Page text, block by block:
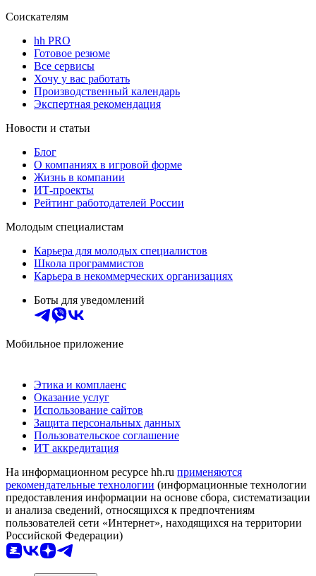
Соискателям
hh PRO
Готовое резюме
Все сервисы
Хочу у вас работать
Производственный календарь
Экспертная рекомендация
Новости и статьи
Блог
О компаниях в игровой форме
Жизнь в компании
ИТ-проекты
Рейтинг работодателей России
Молодым специалистам
Карьера для молодых специалистов
Школа программистов
Карьера в некоммерческих организациях
Боты для уведомлений
Мобильное приложение
Этика и комплаенс
Оказание услуг
Использование сайтов
Защита персональных данных
Пользовательское соглашение
ИТ аккредитация
На информационном ресурсе hh.ru применяются
рекомендательные технологии (информационные технологии
предоставления информации на основе сбора, систематизации
и анализа сведений, относящихся к предпочтениям
пользователей сети «Интернет», находящихся на территории
Российской Федерации)